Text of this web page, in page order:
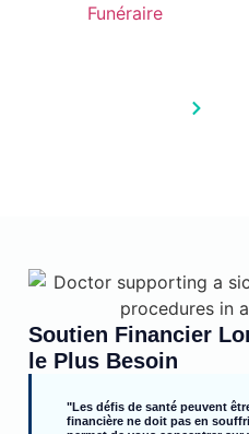
Funéraire
Soutien Financier
le Plus Besoin
"Les défis de santé peuvent
financière ne doit pas en